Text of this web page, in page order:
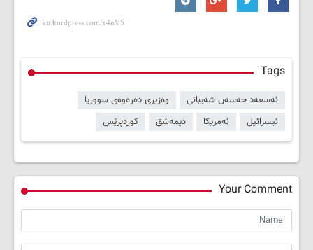
Tags
ئەسعەد حەسەن شەیبانی
وەزیری دەرەوەی سووریا
ئیسرائیل
ئەمریکا دیمەشق کوردپرێس
Your Comment